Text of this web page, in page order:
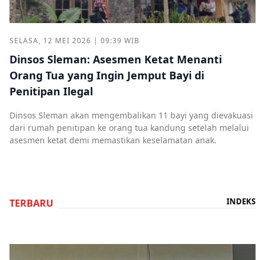
SELASA, 12 MEI 2026 | 09:39 WIB
Dinsos Sleman: Asesmen Ketat Menanti
Orang Tua yang Ingin Jemput Bayi di
Penitipan Ilegal
Dinsos Sleman akan mengembalikan 11 bayi yang dievakuasi
dari rumah penitipan ke orang tua kandung setelah melalui
asesmen ketat demi memastikan keselamatan anak.
TERBARU INDEKS